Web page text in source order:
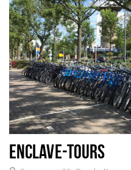
ENCLAVE-TOURS